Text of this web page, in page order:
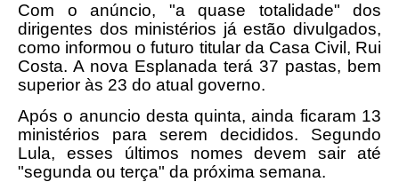
Com o anúncio, "a quase totalidade" dos
dirigentes dos ministérios já estão divulgados,
como informou o futuro titular da Casa Civil, Rui
Costa. A nova Esplanada terá 37 pastas, bem
superior às 23 do atual governo.
Após o anuncio desta quinta, ainda ficaram 13
ministérios para serem decididos. Segundo
Lula, esses últimos nomes devem sair até
"segunda ou terça" da próxima semana.